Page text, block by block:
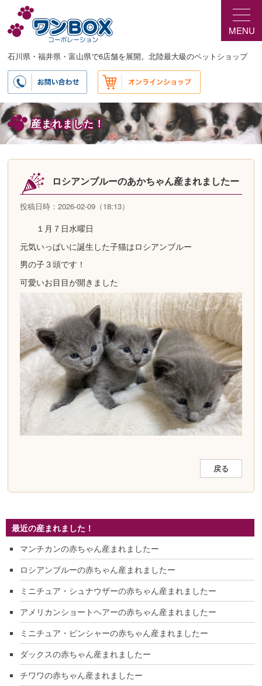
ン
ン
ツ
へ
移
動
MENU
石川県・福井県・富山県で6店舗を展開。北陸最大級のペットショップ
産まれました！
ロシアンブルーのあかちゃん産まれましたー
投稿日時：2026-02-09（18:13）
１月７日水曜日
元気いっぱいに誕生した子猫はロシアンブルー
男の子３頭です！
可愛いお目目が開きました
戻る
最近の産まれました！
マンチカンの赤ちゃん産まれましたー
ロシアンブルーの赤ちゃん産まれましたー
ミニチュア・シュナウザーの赤ちゃん産まれましたー
アメリカンショートヘアーの赤ちゃん産まれましたー
ミニチュア・ピンシャーの赤ちゃん産まれましたー
ダックスの赤ちゃん産まれましたー
チワワの赤ちゃん産まれましたー